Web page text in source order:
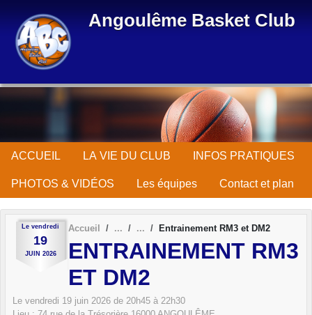
Angoulême Basket Club
ACCUEIL LA VIE DU CLUB INFOS PRATIQUES
PHOTOS & VIDÉOS Les équipes Contact et plan
Le vendredi
19
JUIN 2026
Accueil Entrainement RM3 et DM2
ENTRAINEMENT RM3
ET DM2
Le vendredi 19 juin 2026 de 20h45 à 22h30